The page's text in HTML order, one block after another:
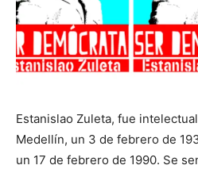
Estanislao Zuleta, fue
Medellín, un 3 de febrero de
un 17 de febrero de 1990. Se